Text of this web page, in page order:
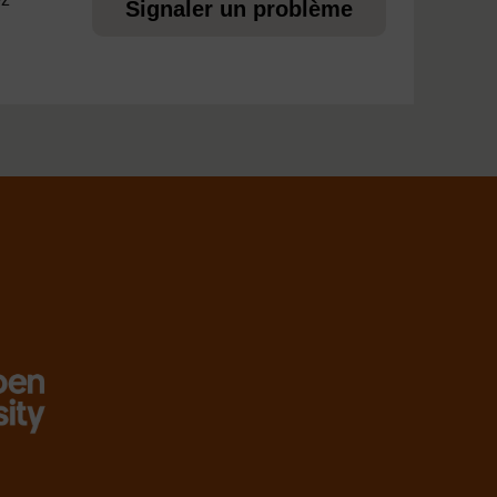
Signaler un problème